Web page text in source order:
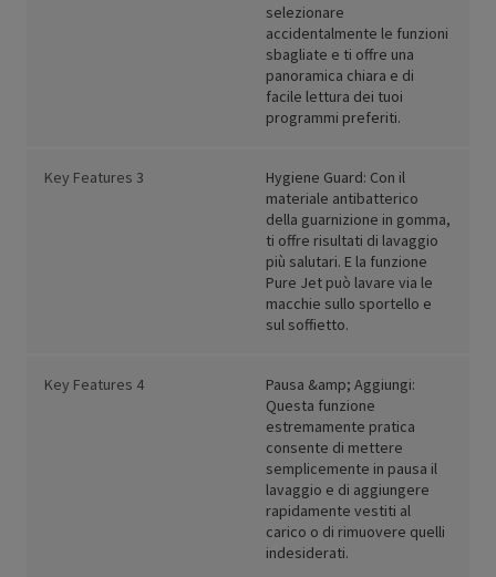
selezionare
accidentalmente le funzioni
sbagliate e ti offre una
panoramica chiara e di
facile lettura dei tuoi
programmi preferiti.
Key Features 3
Hygiene Guard: Con il
materiale antibatterico
della guarnizione in gomma,
ti offre risultati di lavaggio
più salutari. E la funzione
Pure Jet può lavare via le
macchie sullo sportello e
sul soffietto.
Key Features 4
Pausa &amp; Aggiungi:
Questa funzione
estremamente pratica
consente di mettere
semplicemente in pausa il
lavaggio e di aggiungere
rapidamente vestiti al
carico o di rimuovere quelli
indesiderati.